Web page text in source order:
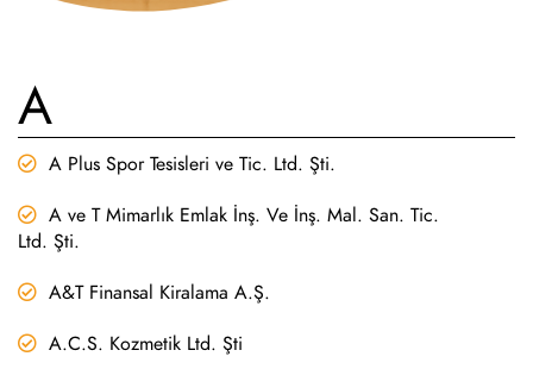
A
A Plus Spor Tesisleri ve Tic. Ltd. Şti.
A ve T Mimarlık Emlak İnş. Ve İnş. Mal. San. Tic.
Ltd. Şti.
A&T Finansal Kiralama A.Ş.
A.C.S. Kozmetik Ltd. Şti